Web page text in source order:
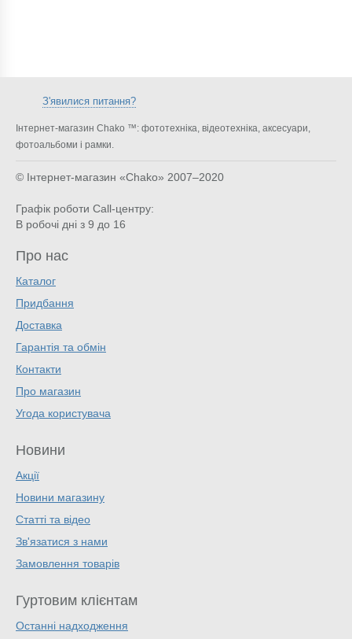
З'явилися питання?
Інтернет-магазин Chako ™: фототехніка, відеотехніка, аксесуари,
фотоальбоми і рамки.
© Інтернет-магазин «Chako» 2007–2020
Графік роботи Call-центру:
В робочі дні з 9 до 16
Про нас
Каталог
Придбання
Доставка
Гарантія та обмін
Контакти
Про магазин
Угода користувача
Новини
Акції
Новини магазину
Статті та відео
Зв'язатися з нами
Замовлення товарів
Гуртовим клієнтам
Останні надходження